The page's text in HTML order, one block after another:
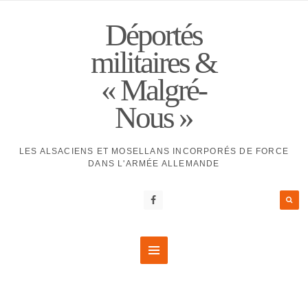
Déportés
militaires &
« Malgré-
Nous »
LES ALSACIENS ET MOSELLANS INCORPORÉS DE FORCE
DANS L'ARMÉE ALLEMANDE